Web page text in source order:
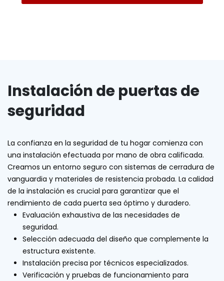
Instalación de puertas de
seguridad
La confianza en la seguridad de tu hogar comienza con
una instalación efectuada por mano de obra calificada.
Creamos un entorno seguro con sistemas de cerradura de
vanguardia y materiales de resistencia probada. La calidad
de la instalación es crucial para garantizar que el
rendimiento de cada puerta sea óptimo y duradero.
Evaluación exhaustiva de las necesidades de
seguridad.
Selección adecuada del diseño que complemente la
estructura existente.
Instalación precisa por técnicos especializados.
Verificación y pruebas de funcionamiento para